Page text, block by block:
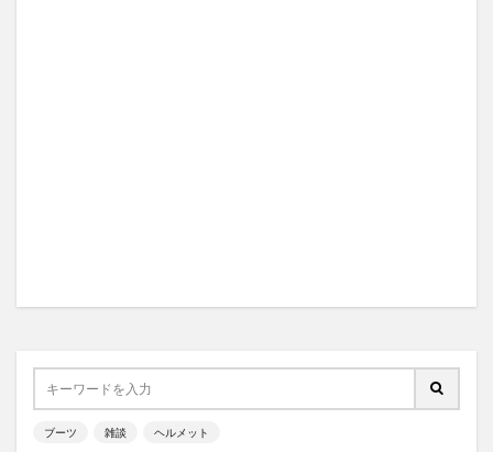
ブーツ 雑談 ヘルメット